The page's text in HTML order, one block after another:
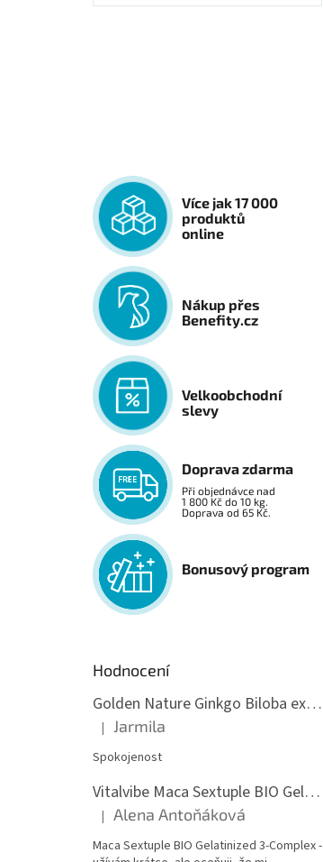
Více jak 17 000
produktů
online
Nákup přes
Benefity.cz
Velkoobchodní
slevy
Doprava zdarma
Při objednávce nad
1 800 Kč do 10 kg.
Doprava od 65 Kč.
Bonusový program
Hodnocení
Golden Nature Ginkgo Biloba extrakt 50:1 60mg, 100 kapslí
Hodnocení produktu je 5 z 5 hvězdiček.
| Jarmila
Spokojenost
Vitalvibe Maca Sextuple BIO Gelatinized 3-Complex, 60 kapslí
Hodnocení produktu je 5 z 5 hvězdiček.
| Alena Antoňáková
Maca Sextuple BIO Gelatinized 3-Complex -